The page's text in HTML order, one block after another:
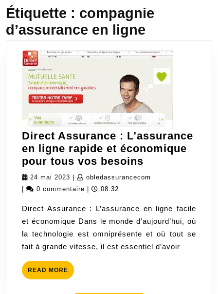
Étiquette : compagnie
d’assurance en ligne
Direct Assurance : L’assurance
en ligne rapide et économique
pour tous vos besoins
Assurance
en
ligne
rapide
et
24 mai 2023 24
mai
obledassurancecom
0 commentaire 08:32
Direct Assurance : L’assurance en ligne facile
et économique Dans le monde d’aujourd’hui, où
la technologie est omniprésente et où tout se
fait à grande vitesse, il est essentiel d’avoir
READ MORE READ
MORE